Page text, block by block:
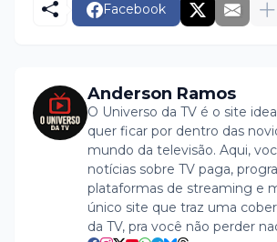
Facebook
Anderson Ramos
O Universo da TV é o site
quer ficar por dentro das
mundo da televisão. Aqui,
notícias sobre TV paga,
plataformas de streaming e
único site que traz uma
da TV, pra você não perder